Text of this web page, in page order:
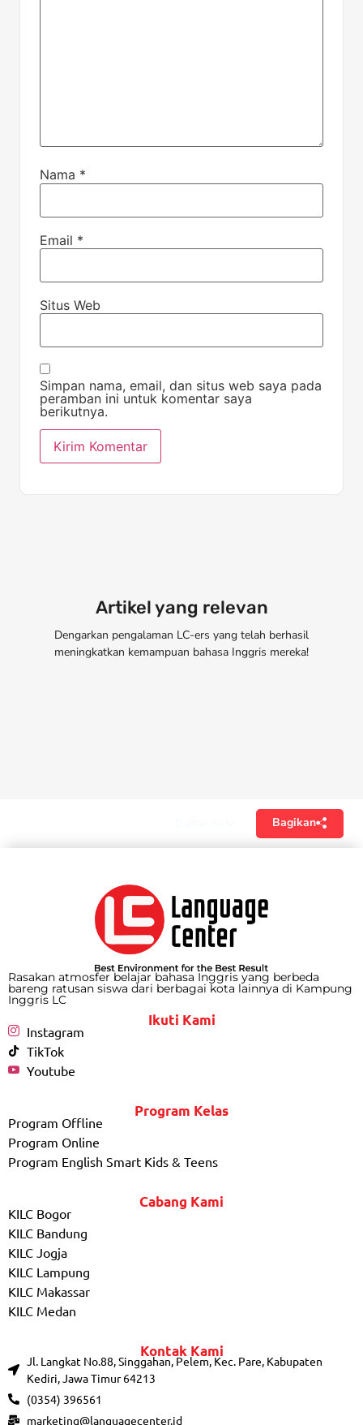
Nama *
Email *
Situs Web
Simpan nama, email, dan situs web saya pada
peramban ini untuk komentar saya
berikutnya.
Artikel yang relevan
Dengarkan pengalaman LC-ers yang telah berhasil
meningkatkan kemampuan bahasa Inggris mereka!
Bagikan
Rasakan atmosfer belajar bahasa Inggris yang berbeda
bareng ratusan siswa dari berbagai kota lainnya di Kampung
Inggris LC
Ikuti Kami
Instagram
TikTok
Youtube
Program Kelas
Program Offline
Program Online
Program English Smart Kids & Teens
Cabang Kami
KILC Bogor
KILC Bandung
KILC Jogja
KILC Lampung
KILC Makassar
KILC Medan
Kontak Kami
Jl. Langkat No.88, Singgahan, Pelem, Kec. Pare, Kabupaten
Kediri, Jawa Timur 64213
(0354) 396561
marketing@languagecenter.id